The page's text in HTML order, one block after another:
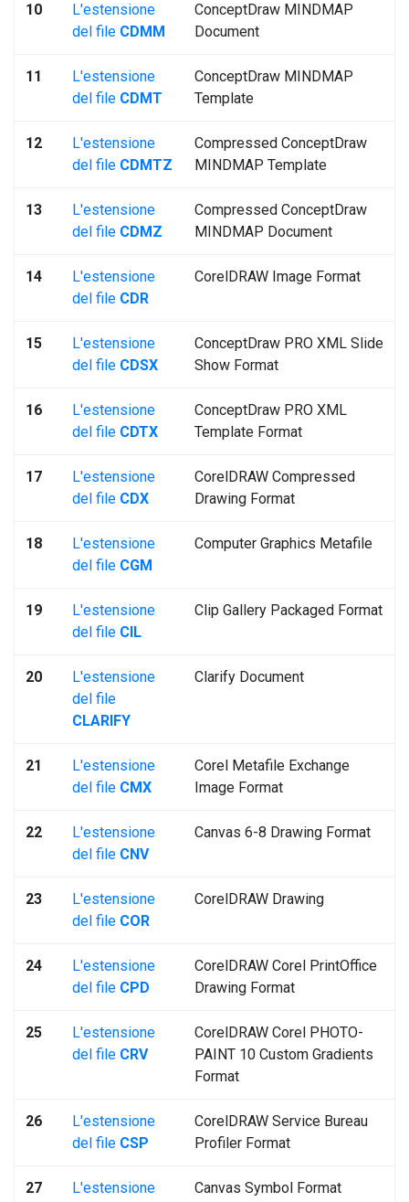
10
L'estensione
del file CDMM
ConceptDraw MINDMAP
Document
11
L'estensione
del file CDMT
ConceptDraw MINDMAP
Template
12
L'estensione
del file CDMTZ
Compressed ConceptDraw
MINDMAP Template
13
L'estensione
del file CDMZ
Compressed ConceptDraw
MINDMAP Document
14
L'estensione
del file CDR
CorelDRAW Image Format
15
L'estensione
del file CDSX
ConceptDraw PRO XML Slide
Show Format
16
L'estensione
del file CDTX
ConceptDraw PRO XML
Template Format
17
L'estensione
del file CDX
CorelDRAW Compressed
Drawing Format
18
L'estensione
del file CGM
Computer Graphics Metafile
19
L'estensione
del file CIL
Clip Gallery Packaged Format
20
L'estensione
del file
CLARIFY
Clarify Document
21
L'estensione
del file CMX
Corel Metafile Exchange
Image Format
22
L'estensione
del file CNV
Canvas 6-8 Drawing Format
23
L'estensione
del file COR
CorelDRAW Drawing
24
L'estensione
del file CPD
CorelDRAW Corel PrintOffice
Drawing Format
25
L'estensione
del file CRV
CorelDRAW Corel PHOTO-
PAINT 10 Custom Gradients
Format
26
L'estensione
del file CSP
CorelDRAW Service Bureau
Profiler Format
27
L'estensione
Canvas Symbol Format